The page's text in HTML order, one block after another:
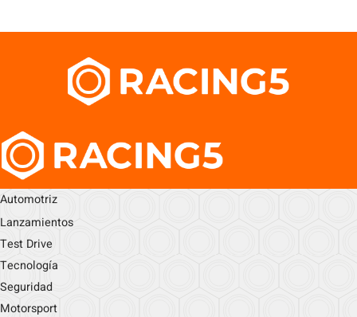
Automotriz
Lanzamientos
Test Drive
Tecnología
Seguridad
Motorsport